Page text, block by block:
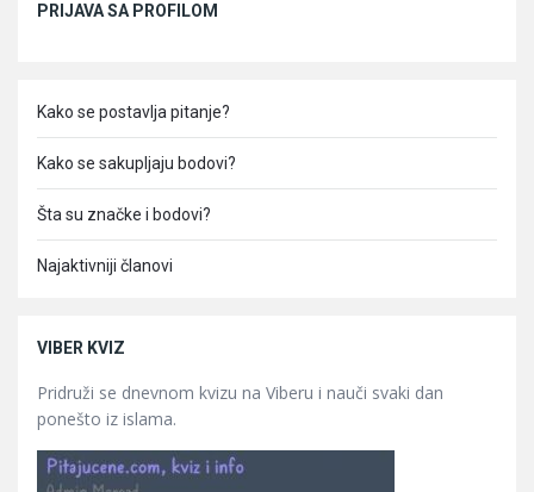
PRIJAVA SA PROFILOM
Kako se postavlja pitanje?
Kako se sakupljaju bodovi?
Šta su značke i bodovi?
Najaktivniji članovi
VIBER KVIZ
Pridruži se dnevnom kvizu na Viberu i nauči svaki dan
ponešto iz islama.